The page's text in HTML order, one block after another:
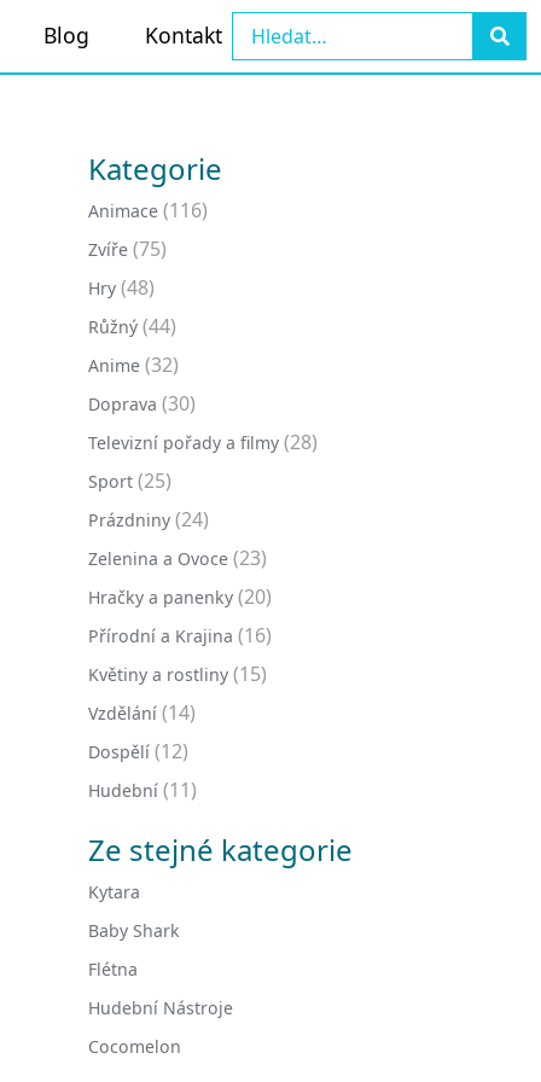
Blog Kontakt
Kategorie
Animace (116)
Zvíře (75)
Hry (48)
Růžný (44)
Anime (32)
Doprava (30)
Televizní pořady a filmy (28)
Sport (25)
Prázdniny (24)
Zelenina a Ovoce (23)
Hračky a panenky (20)
Přírodní a Krajina (16)
Květiny a rostliny (15)
Vzdělání (14)
Dospělí (12)
Hudební (11)
Ze stejné kategorie
Kytara
Baby Shark
Flétna
Hudební Nástroje
Cocomelon